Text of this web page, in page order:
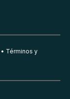
Términos y